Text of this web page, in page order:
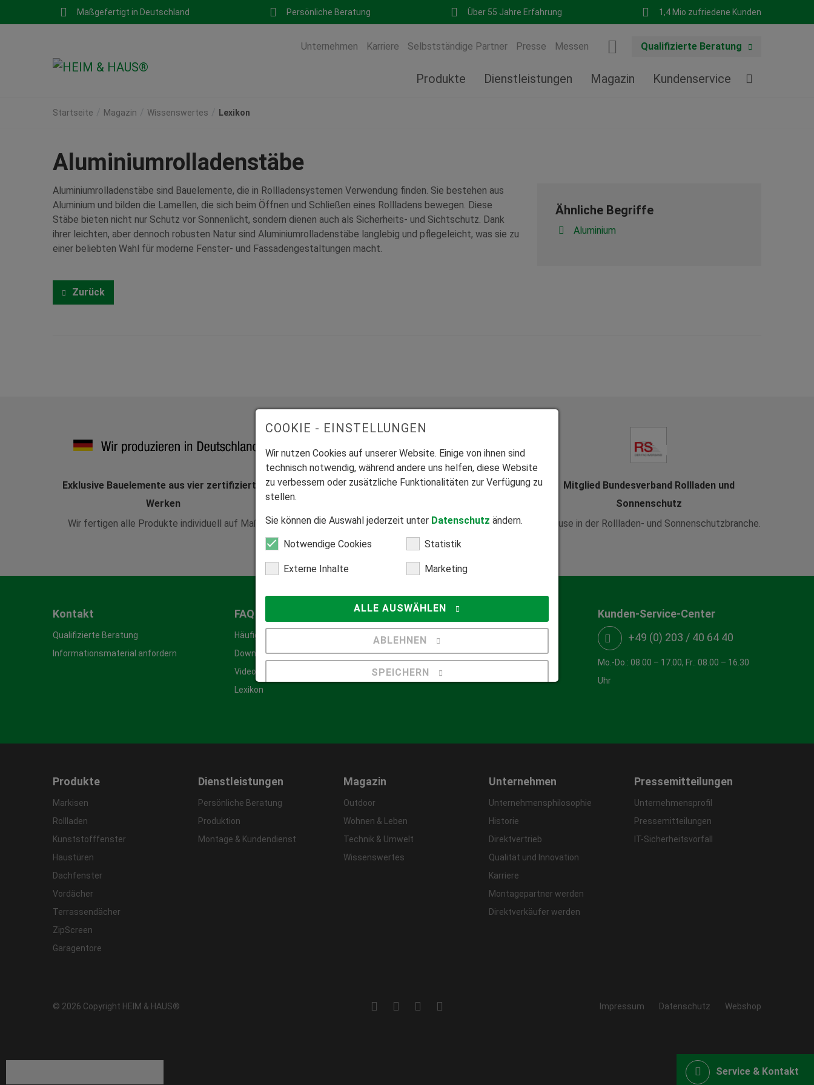
Maßgefertigt in Deutschland Persönliche Beratung Über 55 Jahre Erfahrung 1,4 Mio zufriedene Kunden
Unternehmen Karriere Selbstständige Partner Presse Messen Qualifizierte Beratung
Produkte Dienstleistungen Magazin Kundenservice
Startseite Magazin Wissenswertes Lexikon
Aluminiumrolladenstäbe
Aluminiumrolladenstäbe sind Bauelemente, die in Rollladensystemen Verwendung finden. Sie bestehen aus
Aluminium und bilden die Lamellen, die sich beim Öffnen und Schließen eines Rollladens bewegen. Diese
Stäbe bieten nicht nur Schutz vor Sonnenlicht, sondern dienen auch als Sicherheits- und Sichtschutz. Dank
ihrer leichten, aber dennoch robusten Natur sind Aluminiumrolladenstäbe langlebig und pflegeleicht, was sie zu
einer beliebten Wahl für moderne Fenster- und Fassadengestaltungen macht.
Ähnliche Begriffe
Aluminium
Zurück
Exklusive Bauelemente aus vier zertifizierten
Werken
Wir fertigen alle Produkte individuell auf Maß.
Mitglied Bundesverband Direktvertrieb
Mitglied Bundesverband Rollladen und
Sonnenschutz
Zuhause in der Rollladen- und Sonnenschutzbranche.
Kontakt
Qualifizierte Beratung
Informationsmaterial anfordern
FAQ & Hilfecenter
Häufige Fragen
Downloadcenter
Video-Anleitungen
Lexikon
Kunden-Service-Center
+49 (0) 203 / 40 64 40
Mo.-Do.: 08.00 – 17.00, Fr.: 08.00 – 16.30
Uhr
Service & Kontakt
Produkte
Markisen
Rollladen
Kunststofffenster
Haustüren
Dachfenster
Vordächer
Terrassendächer
ZipScreen
Garagentore
Dienstleistungen
Persönliche Beratung
Produktion
Montage & Kundendienst
Magazin
Outdoor
Wohnen & Leben
Technik & Umwelt
Wissenswertes
Unternehmen
Unternehmensphilosophie
Historie
Direktvertrieb
Qualität und Innovation
Karriere
Montagepartner werden
Direktverkäufer werden
Pressemitteilungen
Unternehmensprofil
Pressemitteilungen
IT-Sicherheitsvorfall
© 2026 Copyright HEIM & HAUS® Impressum Datenschutz Webshop
COOKIE - EINSTELLUNGEN
Wir nutzen Cookies auf unserer Website. Einige von ihnen sind
technisch notwendig, während andere uns helfen, diese Website
zu verbessern oder zusätzliche Funktionalitäten zur Verfügung zu
stellen.
Sie können die Auswahl jederzeit unter Datenschutz ändern.
Notwendige Cookies Statistik
Externe Inhalte Marketing
ALLE AUSWÄHLEN
ABLEHNEN
SPEICHERN